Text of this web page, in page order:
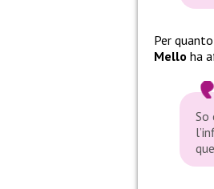
Per
Mello ha
So